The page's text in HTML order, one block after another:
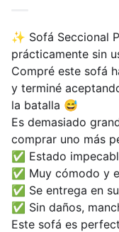
✨ Sofá Seccional
prácticamente sin
Compré este sofá
y terminé
la batalla 😅
Es demasiado
comprar uno más
✅ Estado
✅ Muy cómodo y
✅ Se entrega en
✅ Sin daños,
Este sofá es